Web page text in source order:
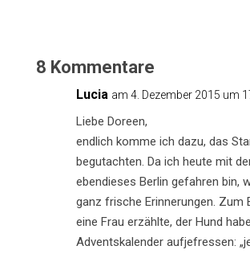
8 Kommentare
Lucia am 4. Dezember 2015 um
Liebe Doreen,
endlich komme ich dazu, das
begutachten. Da ich heute mit
ebendieses Berlin gefahren bin,
ganz frische Erinnerungen. Zum
eine Frau erzählte, der Hund
Adventskalender aufjefressen: